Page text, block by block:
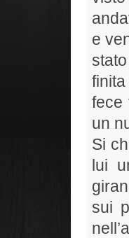
e
fece
un
Si
lui
sui